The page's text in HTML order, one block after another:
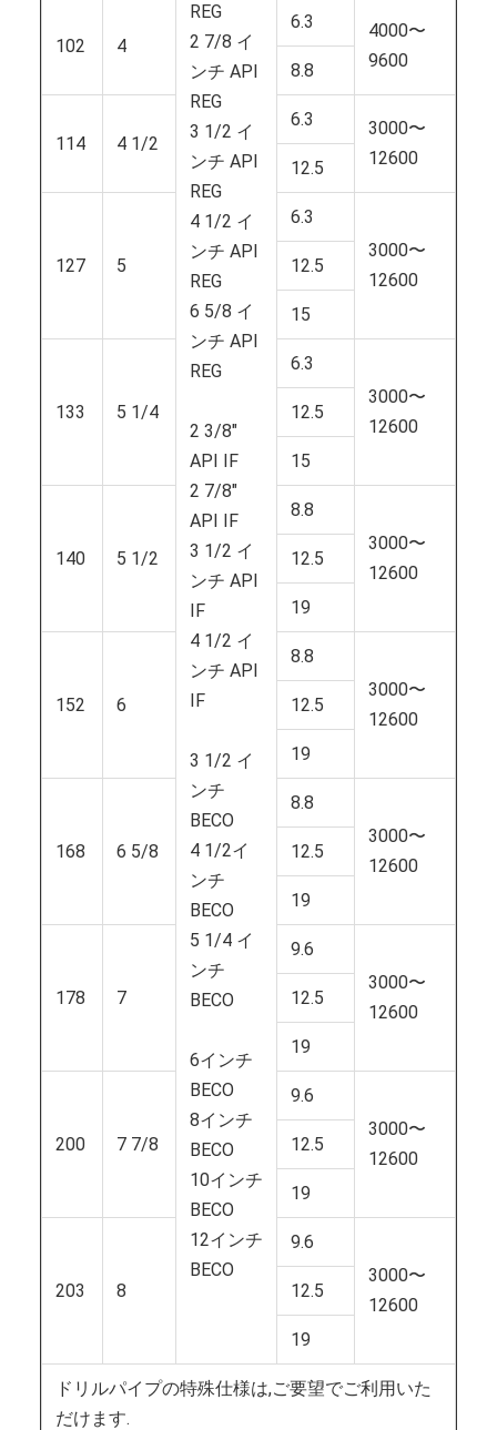
REG
2 7/8 イ
ンチ API
REG
3 1/2 イ
ンチ API
REG
4 1/2 イ
ンチ API
REG
6 5/8 イ
ンチ API
REG
2 3/8"
API IF
2 7/8"
API IF
3 1/2 イ
ンチ API
IF
4 1/2 イ
ンチ API
IF
3 1/2 イ
ンチ
BECO
4 1/2イ
ンチ
BECO
5 1/4 イ
ンチ
BECO
6インチ
BECO
8インチ
BECO
10インチ
BECO
12インチ
BECO
102 4
6.3
4000〜
9600
8.8
114 4 1/2
6.3
3000〜
12600
12.5
127 5
6.3
3000〜
12600
12.5
15
133 5 1/4
6.3
3000〜
12600
12.5
15
140 5 1/2
8.8
3000〜
12600
12.5
19
152 6
8.8
3000〜
12600
12.5
19
168 6 5/8
8.8
3000〜
12600
12.5
19
178 7
9.6
3000〜
12600
12.5
19
200 7 7/8
9.6
3000〜
12600
12.5
19
203 8
9.6
3000〜
12600
12.5
19
ドリルパイプの特殊仕様は,ご要望でご利用いた
だけます.